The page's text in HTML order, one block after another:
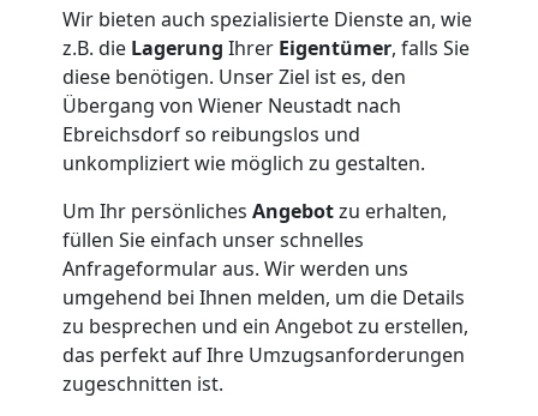
Wir bieten auch spezialisierte Dienste an, wie
z.B. die Lagerung Ihrer Eigentümer, falls Sie
diese benötigen. Unser Ziel ist es, den
Übergang von Wiener Neustadt nach
Ebreichsdorf so reibungslos und
unkompliziert wie möglich zu gestalten.
Um Ihr persönliches Angebotzu erhalten,
füllen Sie einfach unser schnelles
Anfrageformular aus. Wir werden uns
umgehend bei Ihnen melden, um die Details
zu besprechen und ein Angebot zu erstellen,
das perfekt auf Ihre Umzugsanforderungen
zugeschnitten ist.
Umzug